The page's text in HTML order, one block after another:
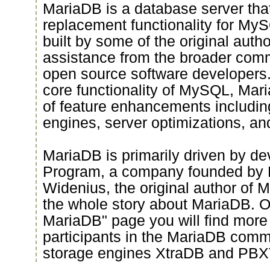
MariaDB is a database server
replacement functionality for
built by some of the original
assistance from the broader
open source software
core functionality of MySQL,
of feature enhancements
engines, server optimizations,
MariaDB is primarily driven by
Program, a company founded by
Widenius, the original author of
the whole story about MariaDB.
MariaDB" page you will find
participants in the MariaDB
storage engines XtraDB and